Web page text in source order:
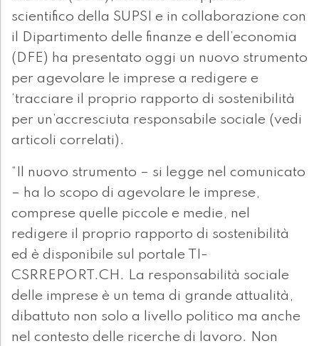
scientifico della SUPSI e in collaborazione con
il Dipartimento delle finanze e dell’economia
(DFE) ha presentato oggi un nuovo strumento
per agevolare le imprese a redigere e
‘tracciare il proprio rapporto di sostenibilità
per un’accresciuta responsabile sociale (vedi
articoli correlati).
“Il nuovo strumento – si legge nel comunicato
– ha lo scopo di agevolare le imprese,
comprese quelle piccole e medie, nel
redigere il proprio rapporto di sostenibilità
ed è disponibile sul portale TI-
CSRREPORT.CH. La responsabilità sociale
delle imprese è un tema di grande attualità,
dibattuto non solo a livello politico ma anche
nel contesto delle ricerche di lavoro. Non